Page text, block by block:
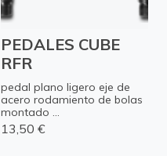
PEDALES CUBE
RFR
pedal plano ligero eje de
acero rodamiento de bolas
montado ...
13,50 €